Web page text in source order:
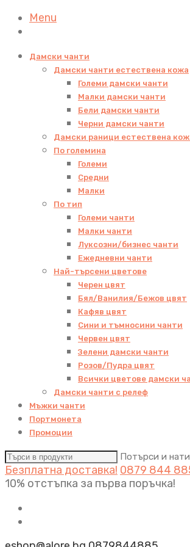
Menu
Дамски чанти
Дамски чанти естествена кожа
Големи дамски чанти
Малки дамски чанти
Бели дамски чанти
Черни дамски чанти
Дамски раници естествена
По големина
Големи
Средни
Малки
По тип
Големи чанти
Малки чанти
Луксозни/бизнес чанти
Ежедневни чанти
Най-търсени цветове
Черен цвят
Бял/Ванилия/Бежов цвят
Кафяв цвят
Сини и тъмносини чанти
Червен цвят
Зелени дамски чанти
Розов/Пудра цвят
Всички цветове дамски
Дамски чанти с релеф
Мъжки чанти
Портмонета
Промоции
Потърси и
Безплатна доставка! 0879 844
10% отстъпка за първа поръчка!